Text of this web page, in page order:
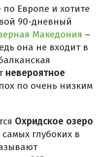
по Европе и хотите
90-дневный
Македония –
она не входит в
невероятное
по очень низким
Охридское озеро
глубоких в